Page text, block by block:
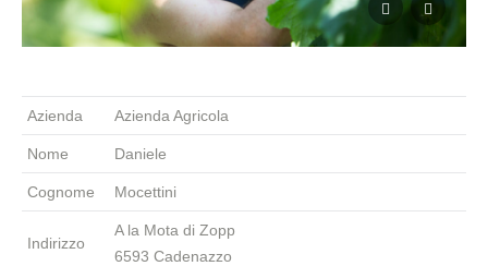
Azienda Azienda Agricola
Nome Daniele
Cognome Mocettini
Indirizzo
A la Mota di Zopp
6593 Cadenazzo